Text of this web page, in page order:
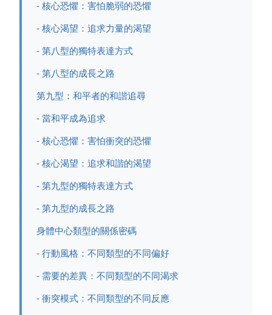
- 核心恐懼：害怕脆弱的恐懼
- 核心渴望：追求力量的渴望
- 第八型的獨特表達方式
- 第八型的成長之路
第九型：和平者的和諧追尋
- 當和平成為追求
- 核心恐懼：害怕衝突的恐懼
- 核心渴望：追求和諧的渴望
- 第九型的獨特表達方式
- 第九型的成長之路
身體中心類型的關係密碼
- 行動風格：不同類型的不同偏好
- 需要的差異：不同類型的不同渴求
- 衝突模式：不同類型的不同反應